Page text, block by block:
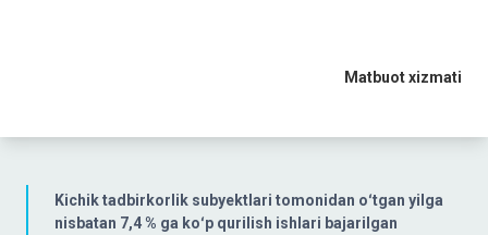
Kichik tadbirkorlik subyektlari tomonidan oʻtgan yilga
nisbatan 7,4 % ga koʻp qurilish ishlari bajarilgan
Matbuot xizmati